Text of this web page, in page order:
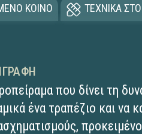
ΚΟΙΝΟ ΤΕΧΝΙΚΑ
που δίνει τη
ένα τραπέζιο και να